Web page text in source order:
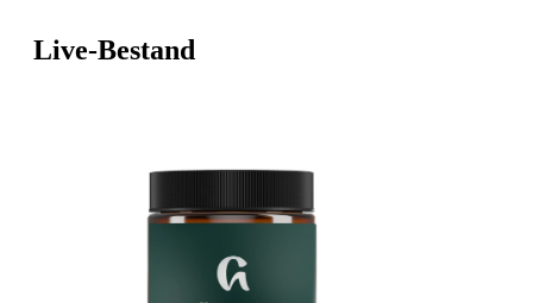
Live-Bestand